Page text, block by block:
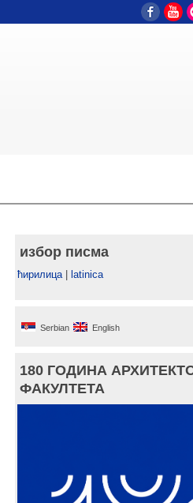
избор писма
ћирилица| latinica
Serbian English
180 ГОДИНА
ФАКУЛТЕТА